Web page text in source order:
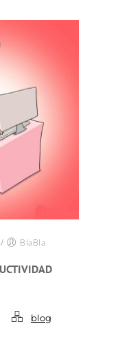
/ BlaBla
blog